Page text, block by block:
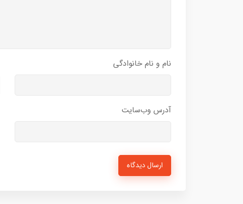
نام و نام خانوادگی
آدرس وب‌سایت
ارسال دیدگاه